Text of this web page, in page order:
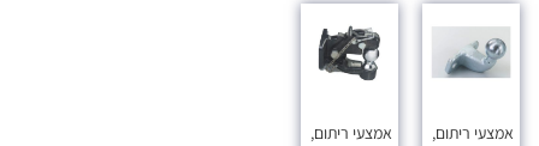
אמצעי ריתום,
אמצעי ריתום,